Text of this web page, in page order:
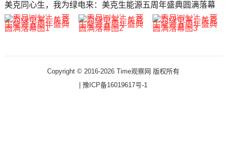
美克同心生，我为绿电来：美克生能源五周年盛典圆满落幕
Copyright © 2016-2026 Time观察网 版权所有
|豫ICP备16019617号-1